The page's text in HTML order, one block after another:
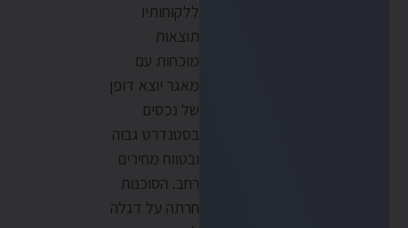
ללקוחותיו
תוצאות
מוכחות עם
מאגר יוצא דופן
של נכסים
בסטנדרט גבוה
ובטווח מחירים
רחב. הסוכנות
חרתה על דגלה